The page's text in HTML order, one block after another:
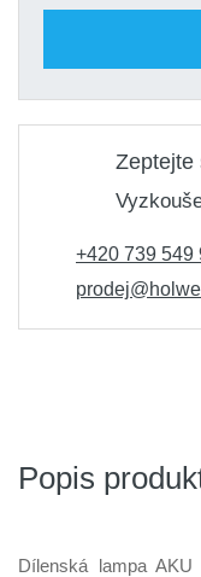
Zeptejte
+420 739 549
Popis
Dílenská lampa